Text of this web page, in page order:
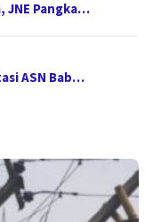
JNE Pangka…
ASN Bab…